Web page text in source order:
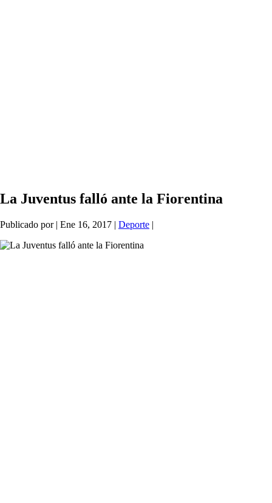
La Juventus falló ante la Fiorentina
Publicado por | Ene 16, 2017 | Deporte |